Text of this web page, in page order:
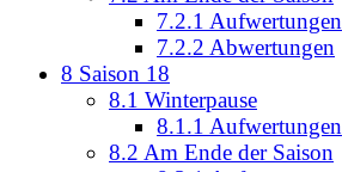
7.2.1 Aufwertungen
7.2.2 Abwertungen
8 Saison 18
8.1 Winterpause
8.1.1 Aufwertungen
8.2 Am Ende der Saison